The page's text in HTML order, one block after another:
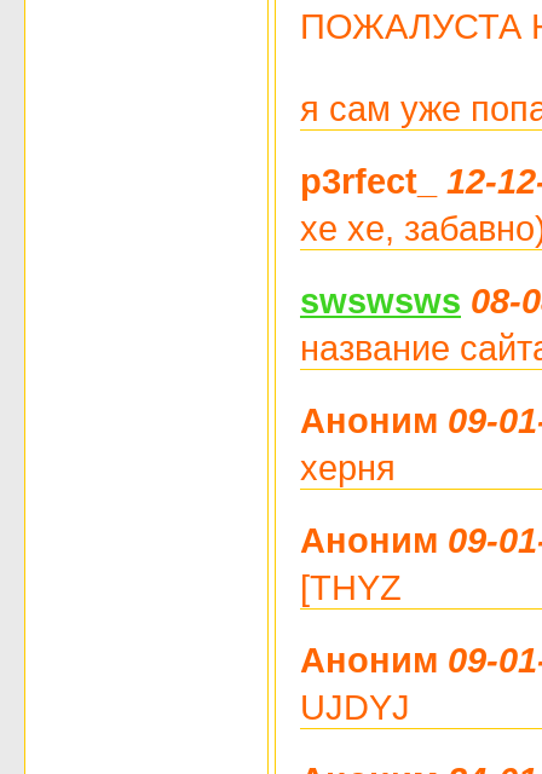
ПОЖАЛУСТА
я сам уже
p3rfect_ 12-
хе хе,
swswsws 08-
название
Аноним 09-
херня
Аноним 09-
[THYZ
Аноним 09-
UJDYJ